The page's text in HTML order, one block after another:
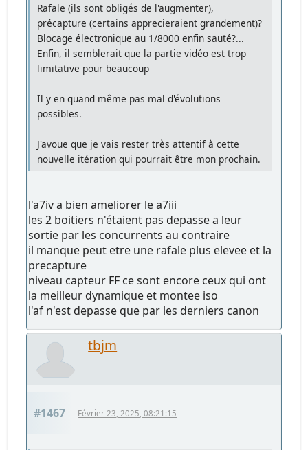
Rafale (ils sont obligés de l'augmenter),
précapture (certains apprecieraient grandement)?
Blocage électronique au 1/8000 enfin sauté?...
Enfin, il semblerait que la partie vidéo est trop
limitative pour beaucoup
Il y en quand même pas mal d'évolutions
possibles.
J'avoue que je vais rester très attentif à cette
nouvelle itération qui pourrait être mon prochain.
l'a7iv a bien ameliorer le a7iii
les 2 boitiers n'étaient pas depasse a leur
sortie par les concurrents au contraire
il manque peut etre une rafale plus elevee et la
precapture
niveau capteur FF ce sont encore ceux qui ont
la meilleur dynamique et montee iso
l'af n'est depasse que par les derniers canon
tbjm
#1467 Février 23, 2025, 08:21:15